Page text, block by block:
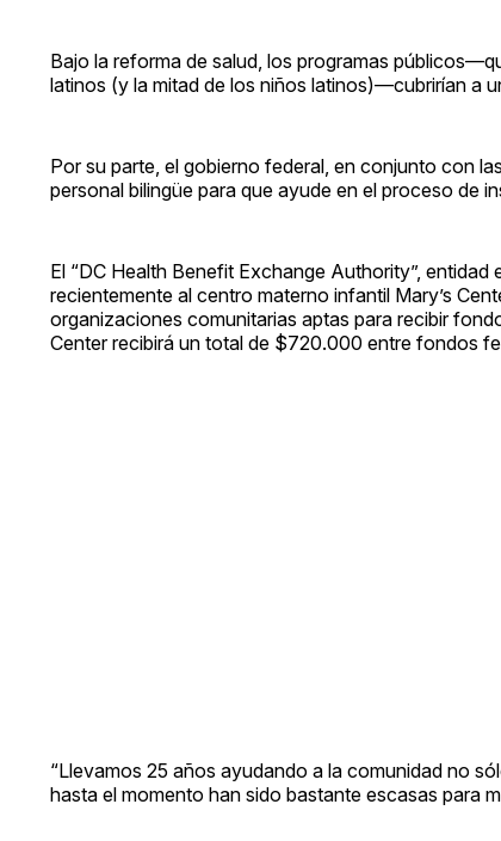
Bajo la reforma de salud, los programas
latinos (y la mitad de los niños latinos)—cubrirían a
Por su parte, el gobierno federal, en conjunto con
personal bilingüe para que ayude en el proceso de
El “DC Health Benefit Exchange Authority”,
recientemente al centro materno infantil Mary’s
organizaciones comunitarias aptas para recibir
Center recibirá un total de $720.000 entre fondos
“Llevamos 25 años ayudando a la comunidad no
hasta el momento han sido bastante escasas para